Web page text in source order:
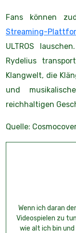
Fans können
Streaming-
ULTROS
Rydelius
Klangwelt, die
und
reichhaltigen
Quelle:
Wenn ich daran
Videospielen zu
wie alt ich bin